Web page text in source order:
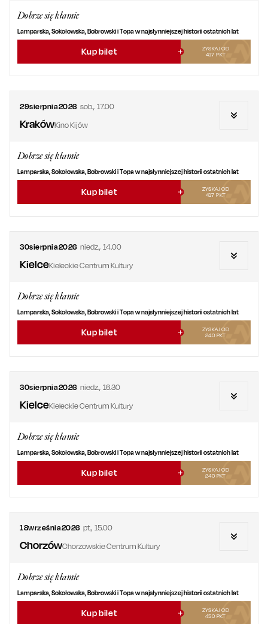
Dobrze się kłamie
Lamparska, Sokołowska, Bobrowski i Topa w najsłynniejszej historii ostatnich lat
Kup bilet
ZYSKAJ OD
417 PKT
29sierpnia2026 sob., 17.00
KrakówKino Kijów
Dobrze się kłamie
Lamparska, Sokołowska, Bobrowski i Topa w najsłynniejszej historii ostatnich lat
Kup bilet
ZYSKAJ OD
417 PKT
30sierpnia2026 niedz., 14.00
KielceKieleckie Centrum Kultury
Dobrze się kłamie
Lamparska, Sokołowska, Bobrowski i Topa w najsłynniejszej historii ostatnich lat
Kup bilet
ZYSKAJ OD
240 PKT
30sierpnia2026 niedz., 16.30
KielceKieleckie Centrum Kultury
Dobrze się kłamie
Lamparska, Sokołowska, Bobrowski i Topa w najsłynniejszej historii ostatnich lat
Kup bilet
ZYSKAJ OD
240 PKT
18września2026 pt., 15.00
ChorzówChorzowskie Centrum Kultury
Dobrze się kłamie
Lamparska, Sokołowska, Bobrowski i Topa w najsłynniejszej historii ostatnich lat
Kup bilet
ZYSKAJ OD
450 PKT